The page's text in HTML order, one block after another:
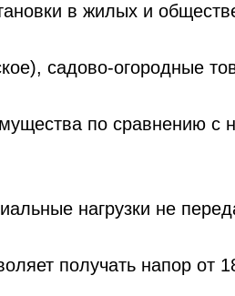
в жилых и
садово-огородные
по сравнению с
нагрузки не
получать напор от